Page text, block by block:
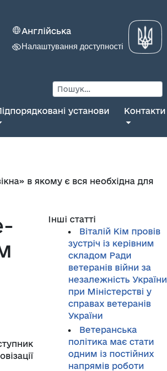
Англійська
Налаштування доступності
установи Контакти
в якому є вся необхідна для
Інші статті
Віталій Кім провів
зустріч із керівним
складом Ради
ветеранів війни за
незалежність України
при Міністерстві у
справах ветеранів
України
Ветеранська
політика має стати
одним із постійних
напрямів роботи